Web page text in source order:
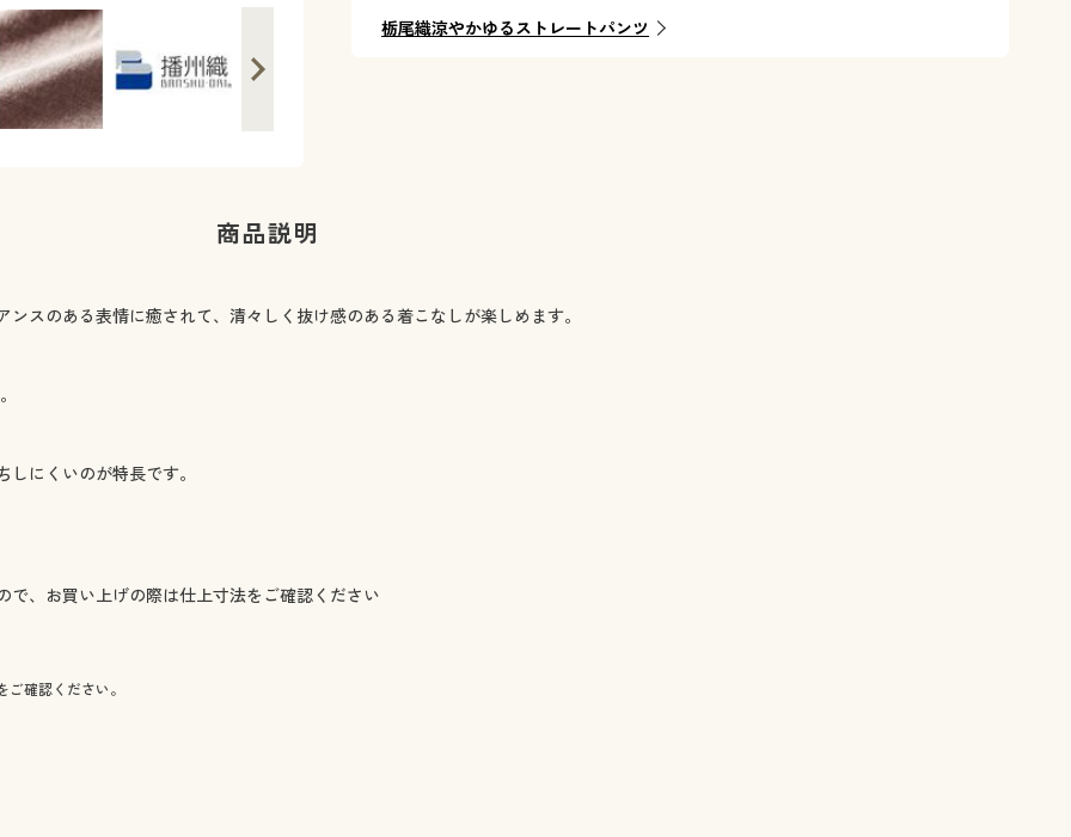
栃尾織涼やかゆるストレートパンツ
商品説明
スのある表情に癒されて、清々しく抜け感のある着こなしが楽しめます。
にくいのが特長です。
、お買い上げの際は仕上寸法をご確認ください
ご確認ください。